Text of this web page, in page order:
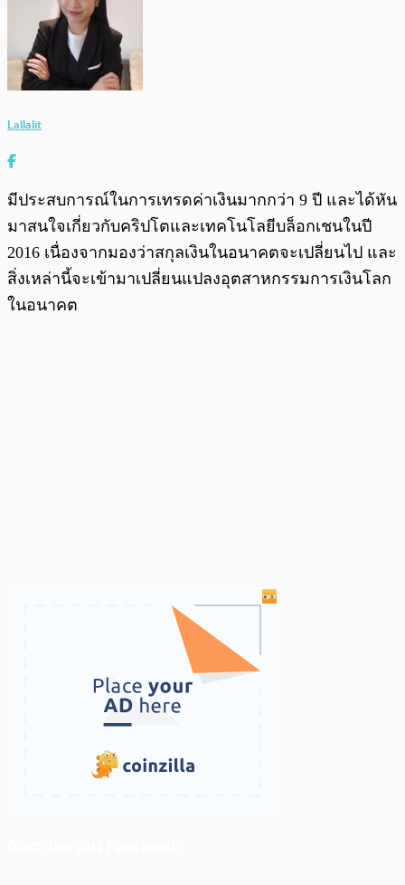
Lallalit
มีประสบการณ์ในการเทรดค่าเงินมากกว่า 9 ปี และได้หัน
มาสนใจเกี่ยวกับคริปโตและเทคโนโลยีบล็อกเชนในปี
2016 เนื่องจากมองว่าสกุลเงินในอนาคตจะเปลี่ยนไป และ
สิ่งเหล่านี้จะเข้ามาเปลี่ยนแปลงอุตสาหกรรมการเงินโลก
ในอนาคต